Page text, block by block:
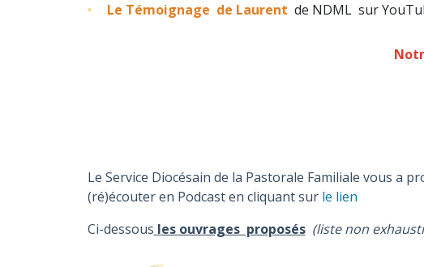
Le Témoignage de Laurent de NDML sur
Le Service Diocésain de la Pastorale Familiale vous a
(ré)écouter en Podcast en cliquant sur le lien
Ci-dessous les ouvrages proposés(liste non